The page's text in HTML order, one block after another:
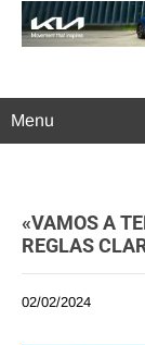
Menu
«VAMOS A
REGLAS
02/02/2024